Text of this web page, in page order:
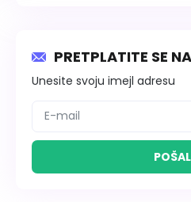
PRETPLATITE SE
Unesite svoju imejl adresu